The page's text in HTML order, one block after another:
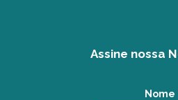
Assine nossa
Nome